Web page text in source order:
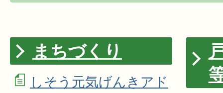
まちづくり
しそう元気げんきアド